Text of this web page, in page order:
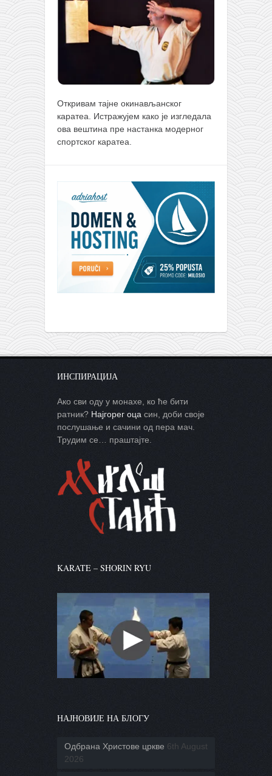
Откривам тајне окинављанског
каратеа. Истражујем како је изгледала
ова вештина пре настанка модерног
спортског каратеа.
ИНСПИРАЦИЈА
Ако сви оду у монахе, ко ће бити
ратник? Најгорег оца син, доби своје
послушање и сачини од пера мач.
Трудим се… праштајте.
KARATE – SHORIN RYU
НАЈНОВИЈЕ НА БЛОГУ
Одбрана Христове цркве 6th August
2026